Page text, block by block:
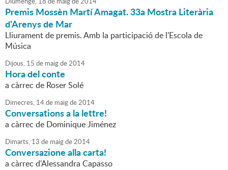
Premis Mossèn Martí Amagat. 33a Mostra Literària
d'Arenys de Mar
Lliurament de premis. Amb la participació de l'Escola de
Música
Dijous, 15 de maigde2014
Hora del conte
a càrrec de Roser Solé
Dimecres, 14de maigde2014
Conversations a la lettre!
a càrrec de Dominique Jiménez
Dimarts, 13 de maigde2014
Conversazione alla carta!
a càrrec d'Alessandra Capasso